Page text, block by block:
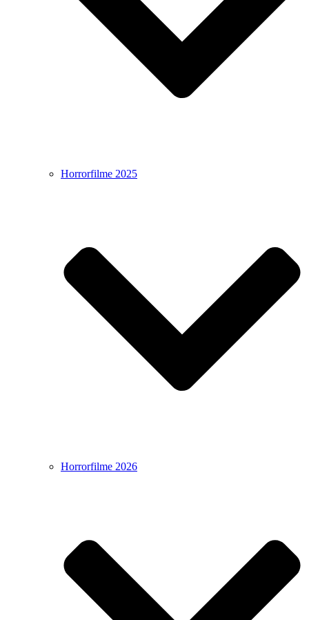
Horrorfilme 2025
Horrorfilme 2026